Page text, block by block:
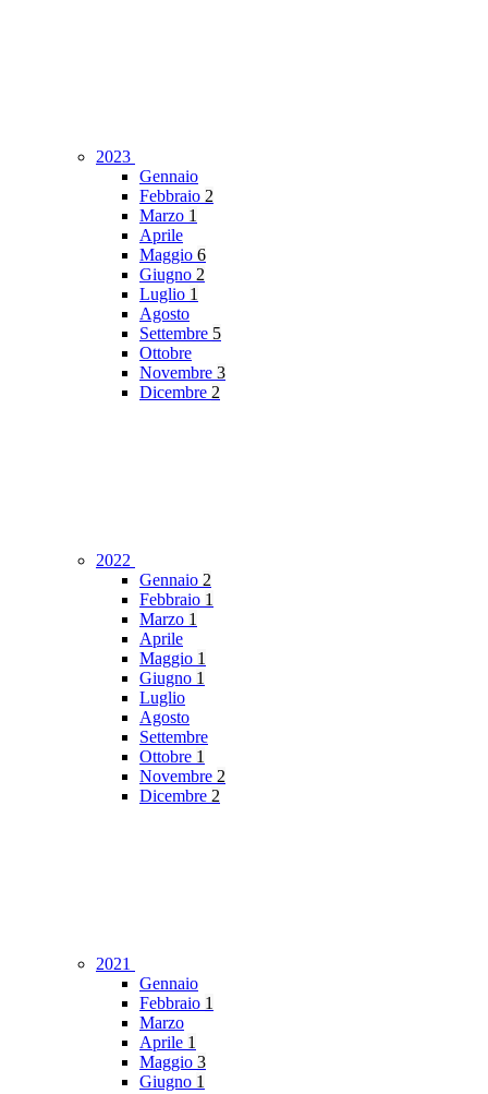
2023
Gennaio
Febbraio 2
Marzo 1
Aprile
Maggio 6
Giugno 2
Luglio 1
Agosto
Settembre 5
Ottobre
Novembre 3
Dicembre 2
2022
Gennaio 2
Febbraio 1
Marzo 1
Aprile
Maggio 1
Giugno 1
Luglio
Agosto
Settembre
Ottobre 1
Novembre 2
Dicembre 2
2021
Gennaio
Febbraio 1
Marzo
Aprile 1
Maggio 3
Giugno 1